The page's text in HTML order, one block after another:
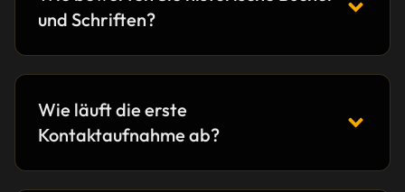
und Schriften?
Wie läuft die erste
Kontaktaufnahme ab?